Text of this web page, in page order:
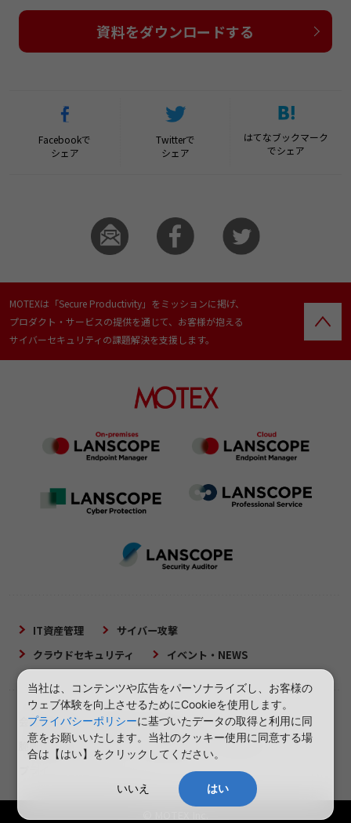
資料をダウンロードする
Facebookで
シェア
Twitterで
シェア
はてなブックマーク
でシェア
MOTEXは「Secure Productivity」をミッションに掲げ、
プロダクト・サービスの提供を通じて、お客様が抱える
サイバーセキュリティの課題解決を支援します。
IT資産管理
サイバー攻撃
クラウドセキュリティ
イベント・NEWS
会社概要
当サイトについて
脆弱性対策について
情報セキュリティ方針
当社は、コンテンツや広告をパーソナライズし、お客様の
ウェブ体験を向上させるためにCookieを使用します。
プライバシーポリシーに基づいたデータの取得と利用に同
意をお願いいたします。当社のクッキー使用に同意する場
合は【はい】をクリックしてください。
いいえ はい